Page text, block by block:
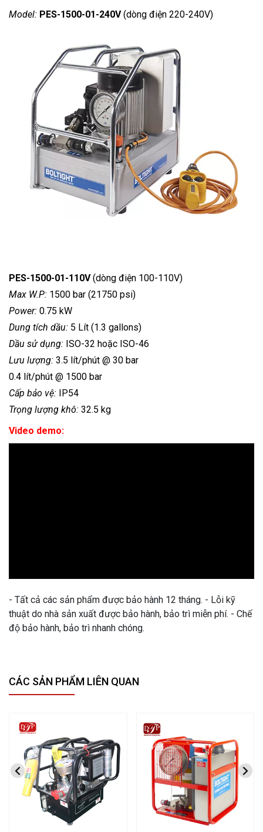
Model: PES-1500-01-240V(dòng điện 220-240V)
PES-1500-01-110V(dòng điện 100-110V)
Max W.P: 1500 bar (21750 psi)
Power: 0.75 kW
Dung tích dầu: 5 Lít (1.3 gallons)
Dầu sử dụng: ISO-32 hoặc ISO-46
Lưu lượng: 3.5 lít/phút @ 30 bar
0.4 lít/phút @ 1500 bar
Cấp bảo vệ: IP54
Trọng lượng khô: 32.5 kg
Video demo:
- Tất cả các sản phẩm được bảo hành 12 tháng. - Lỗi kỹ
thuật do nhà sản xuất được bảo hành, bảo trì miễn phí. - Chế
độ bảo hành, bảo trì nhanh chóng.
CÁC SẢN PHẨM LIÊN QUAN